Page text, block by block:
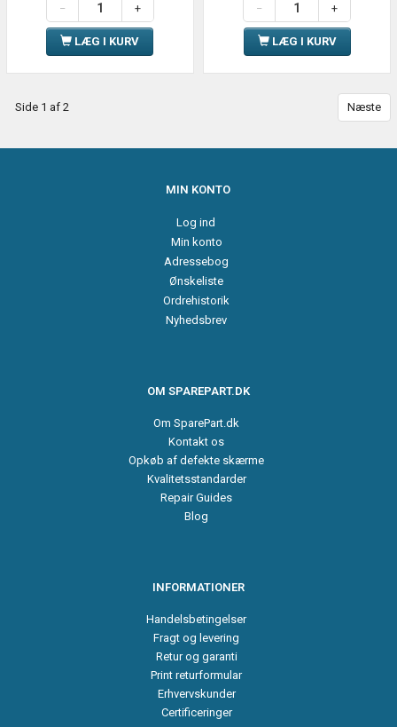
LÆG I KURV LÆG I KURV
Side 1 af 2 Næste
MIN KONTO
Log ind
Min konto
Adressebog
Ønskeliste
Ordrehistorik
Nyhedsbrev
OM SPAREPART.DK
Om SparePart.dk
Kontakt os
Opkøb af defekte skærme
Kvalitetsstandarder
Repair Guides
Blog
INFORMATIONER
Handelsbetingelser
Fragt og levering
Retur og garanti
Print returformular
Erhvervskunder
Certificeringer